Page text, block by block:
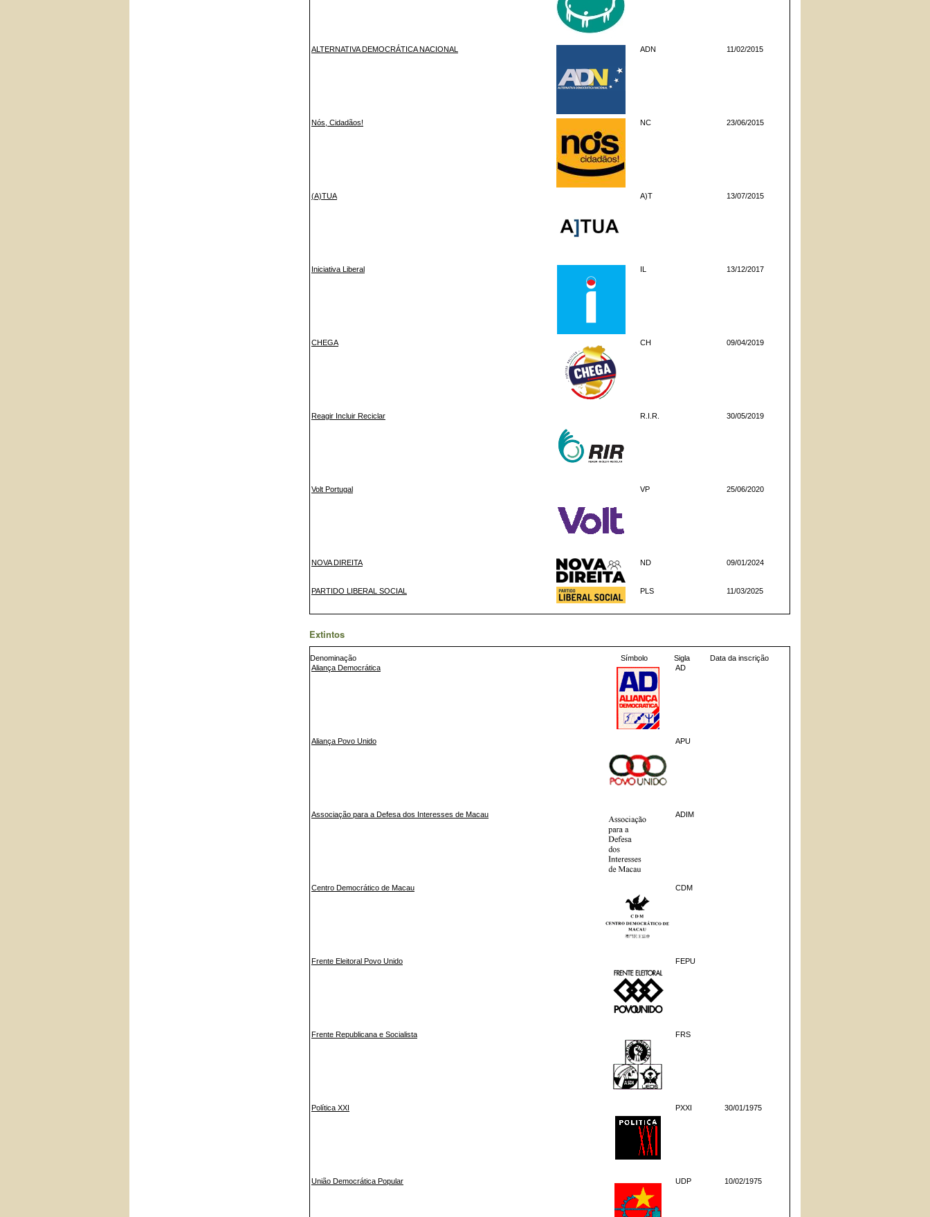
ALTERNATIVA DEMOCRÁTICA NACIONAL ADN 11/02/2015
Nós, Cidadãos! NC 23/06/2015
(A)TUA A)T 13/07/2015
Iniciativa Liberal IL 13/12/2017
CHEGA CH 09/04/2019
Reagir Incluir Reciclar R.I.R. 30/05/2019
Volt Portugal VP 25/06/2020
NOVA DIREITA ND 09/01/2024
PARTIDO LIBERAL SOCIAL PLS 11/03/2025
Extintos
Denominação Símbolo Sigla
Data da inscrição
Aliança Democrática
AD
Aliança Povo Unido APU
Associação para a Defesa dos Interesses de Macau ADIM
Centro Democrático de Macau CDM
Frente Eleitoral Povo Unido FEPU
Frente Republicana e Socialista FRS
Política XXI PXXI 30/01/1975
União Democrática Popular UDP 10/02/1975